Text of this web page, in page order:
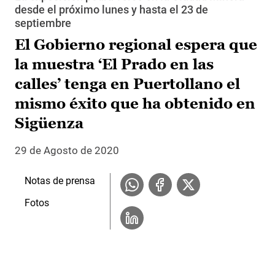
desde el próximo lunes y hasta el 23 de
septiembre
El Gobierno regional espera que
la muestra ‘El Prado en las
calles’ tenga en Puertollano el
mismo éxito que ha obtenido en
Sigüenza
29 de Agosto de 2020
Notas de prensa
Fotos